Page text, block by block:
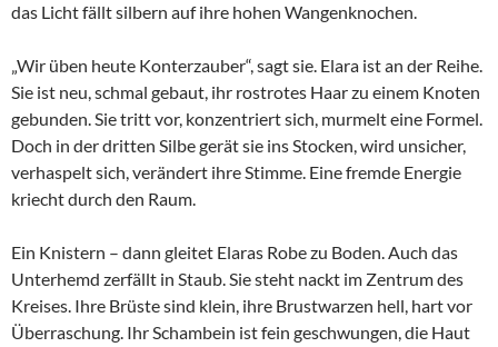
das Licht fällt silbern auf ihre hohen Wangenknochen.
„Wir üben heute Konterzauber“, sagt sie. Elara ist an der Reihe.
Sie ist neu, schmal gebaut, ihr rostrotes Haar zu einem Knoten
gebunden. Sie tritt vor, konzentriert sich, murmelt eine Formel.
Doch in der dritten Silbe gerät sie ins Stocken, wird unsicher,
verhaspelt sich, verändert ihre Stimme. Eine fremde Energie
kriecht durch den Raum.
Ein Knistern – dann gleitet Elaras Robe zu Boden. Auch das
Unterhemd zerfällt in Staub. Sie steht nackt im Zentrum des
Kreises. Ihre Brüste sind klein, ihre Brustwarzen hell, hart vor
Überraschung. Ihr Schambein ist fein geschwungen, die Haut